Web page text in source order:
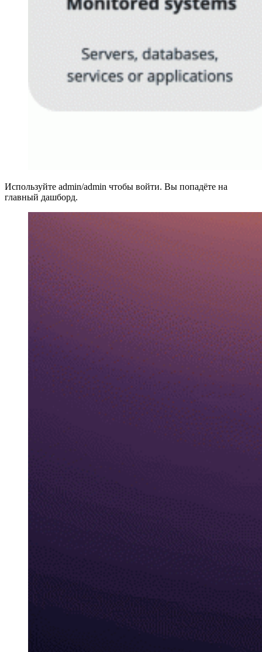
Используйте admin/admin чтобы войти. Вы попадёте на
главный дашборд.